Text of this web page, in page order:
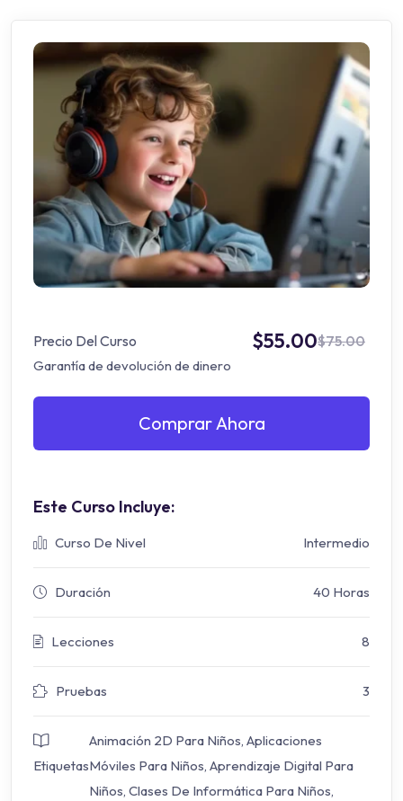
Precio Del Curso $55.00$75.00
Garantía de devolución de dinero
Comprar Ahora
Este Curso Incluye:
Curso De Nivel Intermedio
Duración 40 Horas
Lecciones 8
Pruebas 3
Etiquetas
Animación 2D Para Niños, Aplicaciones
Móviles Para Niños, Aprendizaje Digital Para
Niños, Clases De Informática Para Niños,